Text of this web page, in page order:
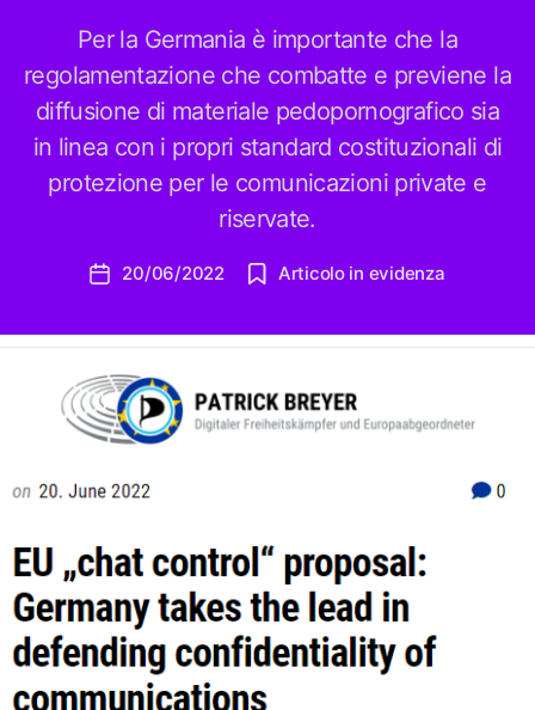
Per la Germania è importante che la
regolamentazione che combatte e previene la
diffusione di materiale pedopornografico sia
in linea con i propri standard costituzionali di
protezione per le comunicazioni private e
riservate.
Data20/06/2022 Articolo in evidenza